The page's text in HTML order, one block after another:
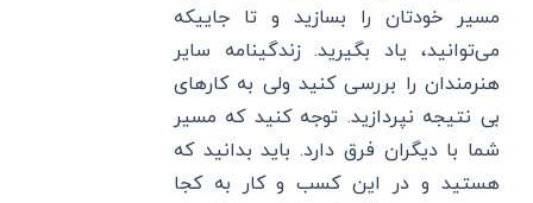
مسیر خودتان را بسازید و تا جاییکه
می‌توانید، یاد بگیرید. زندگینامه سایر
هنرمندان را بررسی کنید ولی به کارهای
بی نتیجه نپردازید. توجه کنید که مسیر
شما با دیگران فرق دارد. باید بدانید که
هستید و در این کسب و کار به کجا